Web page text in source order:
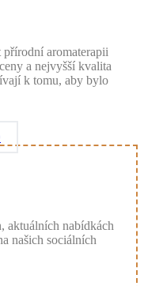
aromaterapii
a nejvyšší kvalita
k tomu, aby bylo
aktuálních nabídkách
našich sociálních